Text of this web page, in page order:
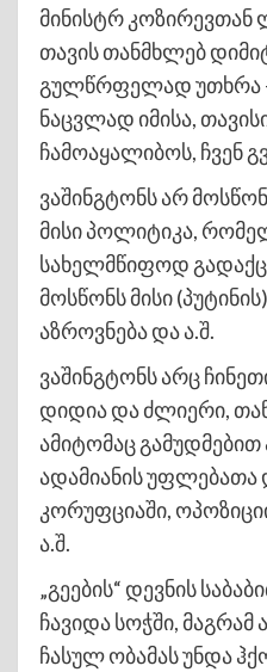
მინისტრ კოზირევთან
თავის თანმხლებ
გულწრფელად უთხრა
ნაცვლად იმისა,
ჩამოაყალიბოს, ჩვენ
ვაშინგტონს არ
მისი პოლიტიკა,
სახელმწიფოდ
მოსწონს მისი
აზროვნება და ა.შ.
ვაშინგტონს არც
დიდია და ძლიერი,
ამიტომაც გამუდმებით
ადამიანის უფლებათა
კორუფციაში,
ა.შ.
„გეების“ დევნის
ჩავიდა სოჭში, მაგრამ
ჩასულ ობამას უნდა